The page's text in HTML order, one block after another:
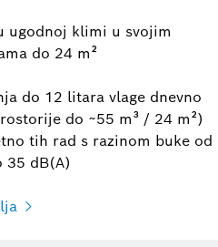
ugodnoj klimi u svojim
do 24 m²
do 12 litara vlage dnevno
do ~55 m³ / 24 m²)
tih rad s razinom buke od
35 dB(A)